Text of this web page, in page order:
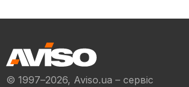
© 1997–2026, Aviso.ua – сервіс